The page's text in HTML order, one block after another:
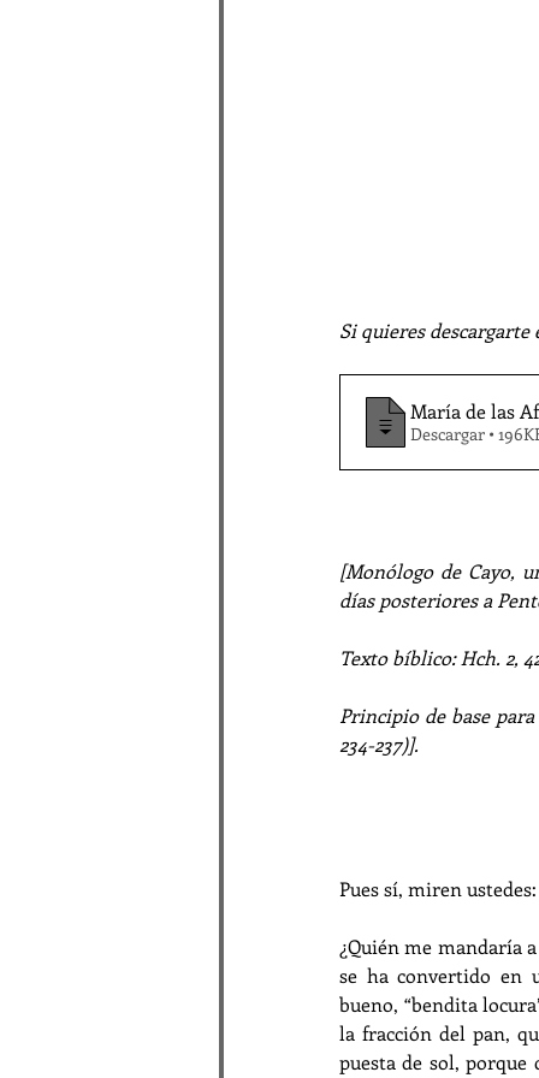
Si quieres
María de las
Descargar •
[Monólogo de Cayo,
días posteriores a
Texto bíblico: Hch. 2,
Principio de base
234-237)].
Pues sí, miren
¿Quién me mandaría
se ha convertido en
bueno, “bendita
la fracción del pan,
puesta de sol,